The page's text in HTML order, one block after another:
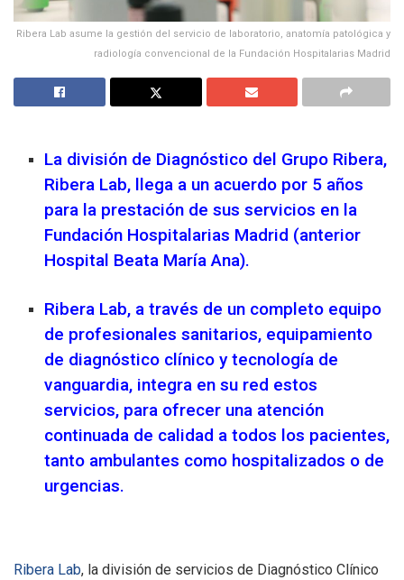
Ribera Lab asume la gestión del servicio de laboratorio, anatomía patológica y
radiología convencional de la Fundación Hospitalarias Madrid
La división de Diagnóstico del Grupo Ribera,
Ribera Lab, llega a un acuerdo por 5 años
para la prestación de sus servicios en la
Fundación Hospitalarias Madrid (anterior
Hospital Beata María Ana).
Ribera Lab, a través de un completo equipo
de profesionales sanitarios, equipamiento
de diagnóstico clínico y tecnología de
vanguardia, integra en su red estos
servicios, para ofrecer una atención
continuada de calidad a todos los pacientes,
tanto ambulantes como hospitalizados o de
urgencias.
Ribera Lab, la división de servicios de Diagnóstico Clínico